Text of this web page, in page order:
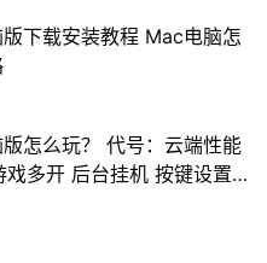
下载安装教程 Mac电脑怎
怎么玩？ 代号：云端性能
多开 后台挂机 按键设置